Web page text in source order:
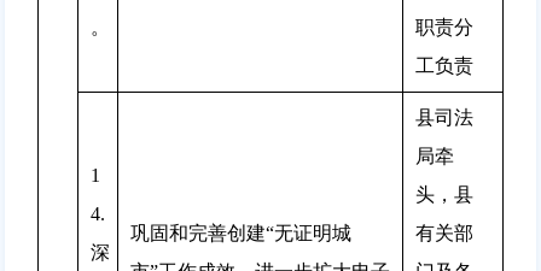
。
职责分
工负责
1
4.
深
巩固和完善创建“无证明城
县司法
局牵
头，县
有关部